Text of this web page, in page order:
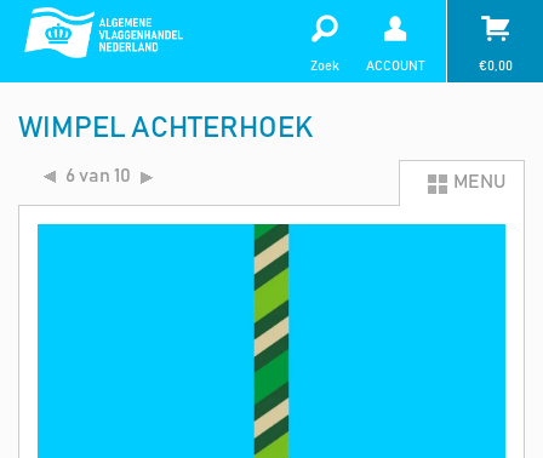
Zoek ACCOUNT €0,00
WIMPEL ACHTERHOEK
6 van 10 MENU